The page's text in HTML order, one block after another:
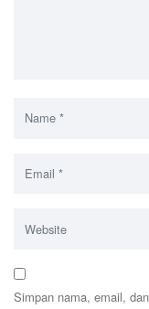
Simpan nama, email,